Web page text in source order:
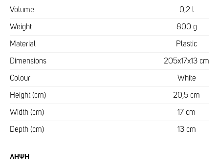
Volume 0,2 l
Weight 800 g
Material Plastic
Dimensions 205x17x13 cm
Colour White
Height (cm) 20,5 cm
Width (cm) 17 cm
Depth (cm) 13 cm
ΛΉΨΗ